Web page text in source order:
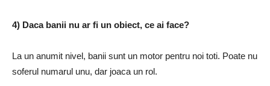
4) Daca banii nu ar fi un obiect, ce ai face?
La un anumit nivel, banii sunt un motor pentru noi toti. Poate nu
soferul numarul unu, dar joaca un rol.